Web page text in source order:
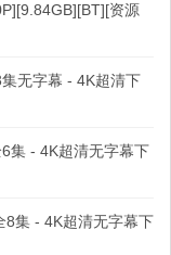
资源
无字幕 - 4K超清下
集 - 4K超清无字幕下
8集 - 4K超清无字幕下